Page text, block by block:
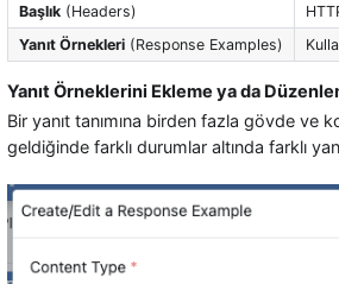
Başlık(Headers)
Yanıt Örnekleri(Response Examples)
Yanıt Örneklerini Ekleme ya da
Bir yanıt tanımına birden fazla gövde ve
geldiğinde farklı durumlar altında farklı